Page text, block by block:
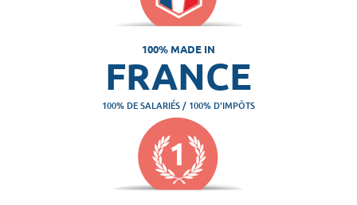
100% MADE IN
FRANCE
100% DE SALARIÉS / 100% D'IMPÔTS